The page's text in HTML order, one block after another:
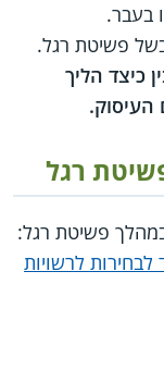
בעבר.
פשיטת רגל.
כיצד הליך
רגל
במהלך פשיטת רגל:
לרשויות